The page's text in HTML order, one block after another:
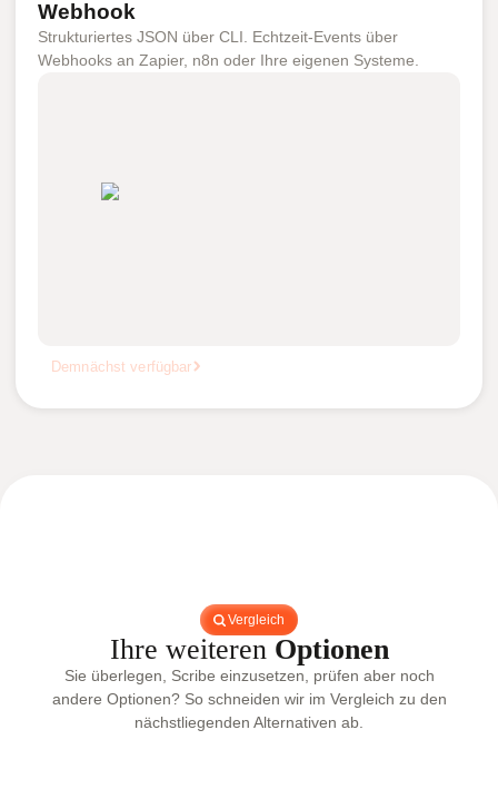
Webhook
Strukturiertes JSON über CLI. Echtzeit-Events über
Webhooks an Zapier, n8n oder Ihre eigenen Systeme.
Demnächst verfügbar
Vergleich
Ihre weiteren Optionen
Sie überlegen, Scribe einzusetzen, prüfen aber noch
andere Optionen? So schneiden wir im Vergleich zu den
nächstliegenden Alternativen ab.